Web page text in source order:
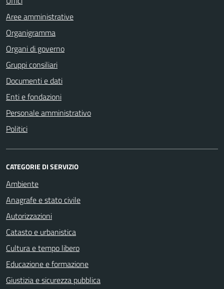
Aree amministrative
Organigramma
Organi di governo
Gruppi consiliari
Documenti e dati
Enti e fondazioni
Personale amministrativo
Politici
CATEGORIE DI SERVIZIO
Ambiente
Anagrafe e stato civile
Autorizzazioni
Catasto e urbanistica
Cultura e tempo libero
Educazione e formazione
Giustizia e sicurezza pubblica